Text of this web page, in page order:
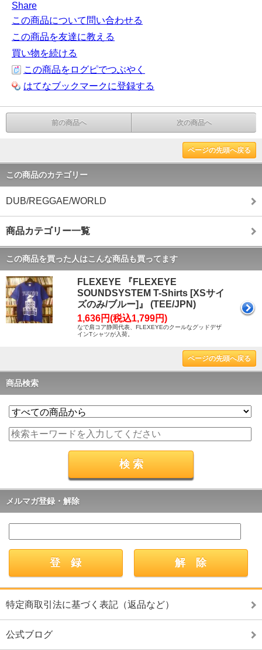
Share
この商品について問い合わせる
この商品を友達に教える
買い物を続ける
この商品をログピでつぶやく
はてなブックマークに登録する
前の商品へ 次の商品へ
ページの先頭へ戻る
この商品のカテゴリー
DUB/REGGAE/WORLD
商品カテゴリー一覧
この商品を買った人はこんな商品も買ってます
FLEXEYE 『FLEXEYE
SOUNDSYSTEM T-Shirts [XSサイ
ズのみ/ブルー]』 (TEE/JPN)
1,636円(税込1,799円)
なで肩コア静岡代表、FLEXEYEのクールなグッドデザ
インTシャツが入荷。
ページの先頭へ戻る
商品検索
メルマガ登録・解除
特定商取引法に基づく表記（返品など）
公式ブログ